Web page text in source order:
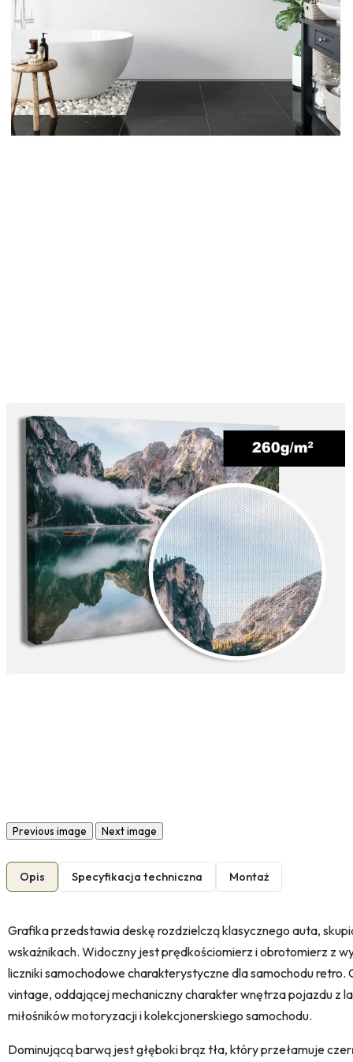
Previous image Next image
Opis Specyfikacja techniczna Montaż
Grafika przedstawia deskę rozdzielczą klasycznego auta,
wskaźnikach. Widoczny jest prędkościomierz i obrotomierz z
liczniki samochodowe charakterystyczne dla samochodu
vintage, oddającej mechaniczny charakter wnętrza pojazdu z
miłośników motoryzacji i kolekcjonerskiego samochodu.
Dominującą barwą jest głęboki brąz tła, który przełamuje